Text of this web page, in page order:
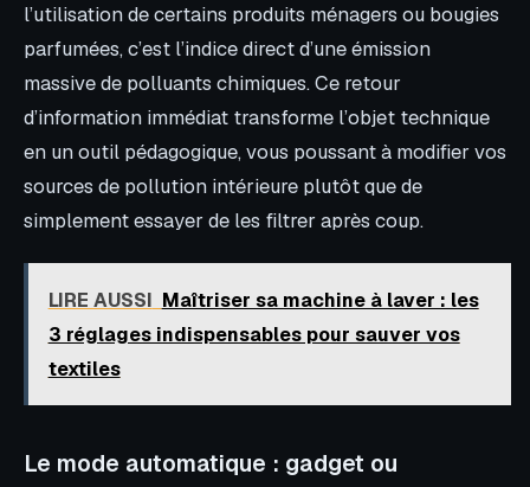
l’utilisation de certains produits ménagers ou bougies
parfumées, c’est l’indice direct d’une émission
massive de polluants chimiques. Ce retour
d’information immédiat transforme l’objet technique
en un outil pédagogique, vous poussant à modifier vos
sources de pollution intérieure plutôt que de
simplement essayer de les filtrer après coup.
LIRE AUSSI Maîtriser sa machine à laver : les
3 réglages indispensables pour sauver vos
textiles
Le mode automatique : gadget ou